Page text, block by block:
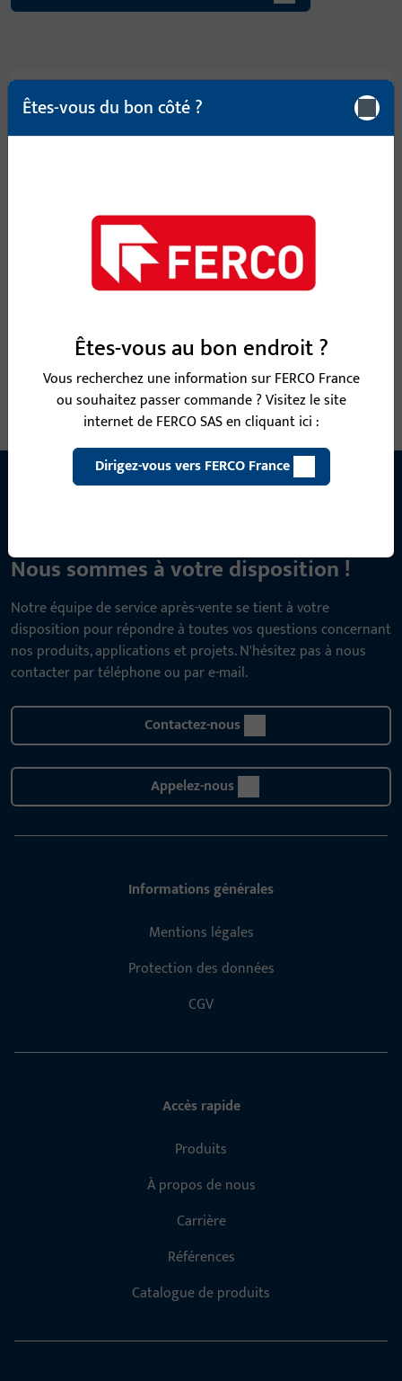
pour fenêtres et portes : créez en un clin d’œil des
listes de pièces, des décompositions de ferrures, des
croquis CAO et des offres personnalisées.
Nous sommes à votre disposition !
Notre équipe de service après-vente se tient à votre
disposition pour répondre à toutes vos questions concernant
nos produits, applications et projets. N'hésitez pas à nous
contacter par téléphone ou par e-mail.
Contactez-nous
Appelez-nous
Êtes-vous du bon côté ?
Êtes-vous au bon endroit ?
Vous recherchez une information sur FERCO France
ou souhaitez passer commande ? Visitez le site
internet de FERCO SAS en cliquant ici :
Dirigez-vous vers FERCO France
Informations générales
Mentions légales
Protection des données
CGV
Accès rapide
Produits
À propos de nous
Carrière
Références
Catalogue de produits